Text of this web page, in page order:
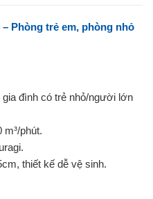
Phòng trẻ em, phòng nhỏ
đình có trẻ nhỏ/người lớn
phút.
thiết kế dễ vệ sinh.